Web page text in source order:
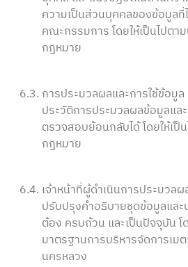
ความเป็นส่วนบุคคลของข้อมูลที่
คณะกรรมการ โดยให้เป็นไปต
กฎหมาย
6.3. การประมวลผลและการใช้ข้อมู
ประวัติการประมวลผลข้อมูลแล
ตรวจสอบย้อนกลับได้ โดยให้เ
กฎหมาย
6.4. เจ้าหน้าที่ผู้ดำเนินการประมวล
ปรับปรุงคำอธิบายชุดข้อมูลแล
ต้อง ครบถ้วน และเป็นปัจจุบัน โ
มาตรฐานการบริหารจัดการเม
นครหลวง